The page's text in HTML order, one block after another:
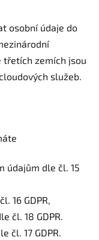
osobní údaje do
třetích zemích jsou
služeb.
údajům dle čl. 15
16 GDPR,
čl. 18 GDPR.
čl. 17 GDPR.